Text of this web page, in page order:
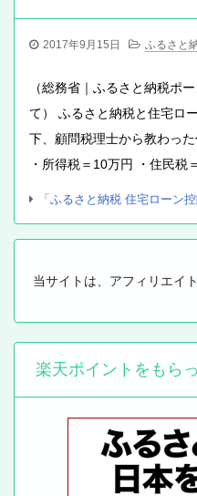
2017年9月15日 ふるさと
（総務省｜ふるさと納税ポ
て） ふるさと納税と住宅ロ
下、顧問税理士から教わっ
・所得税＝10万円 ・住民
「ふるさと納税 住宅ローン
当サイトは、アフィリエイ
楽天ポイントをもら